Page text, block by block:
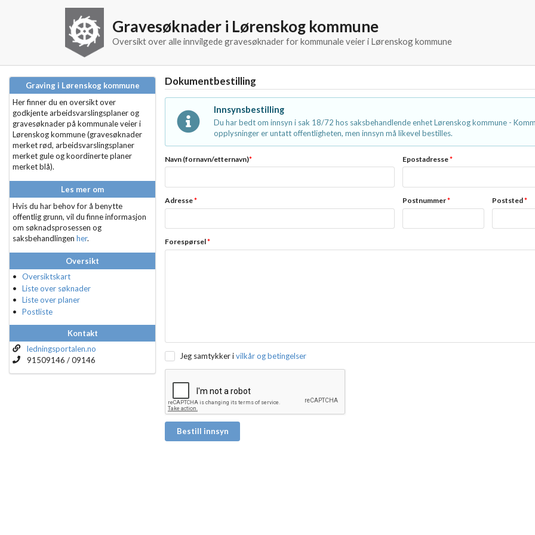
Gravesøknader i Lørenskog kommune
Oversikt over alle innvilgede gravesøknader for kommunale veier i Lørenskog kommune
Graving i Lørenskog kommune
Her finner du en oversikt over
godkjente arbeidsvarslingsplaner og
gravesøknader på kommunale veier i
Lørenskog kommune (gravesøknader
merket rød, arbeidsvarslingsplaner
merket gule og koordinerte planer
merket blå).
Les mer om
Hvis du har behov for å benytte
offentlig grunn, vil du finne informasjon
om søknadsprosessen og
saksbehandlingen her.
Oversikt
Oversiktskart
Liste over søknader
Liste over planer
Postliste
Kontakt
ledningsportalen.no
91509146 / 09146
Dokumentbestilling
Innsynsbestilling
Du har bedt om innsyn i sak 18/72 hos saksbehandlende enhet Lørenskog kommune -
opplysninger er untatt offentligheten, men innsyn må likevel bestilles.
Navn (fornavn/etternavn)* Epostadresse*
Adresse* Postnummer* Poststed*
Forespørsel*
Jeg samtykker i vilkår og betingelser
Bestill innsyn